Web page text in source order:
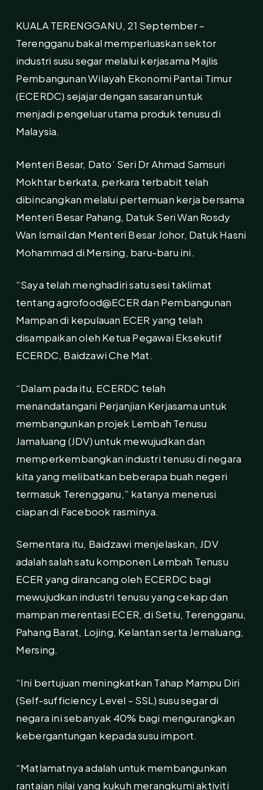
KUALA TERENGGANU, 21 September –
Terengganu bakal memperluaskan sektor
industri susu segar melalui kerjasama Majlis
Pembangunan Wilayah Ekonomi Pantai Timur
(ECERDC) sejajar dengan sasaran untuk
menjadi pengeluar utama produk tenusu di
Malaysia.
Menteri Besar, Dato’ Seri Dr Ahmad Samsuri
Mokhtar berkata, perkara terbabit telah
dibincangkan melalui pertemuan kerja bersama
Menteri Besar Pahang, Datuk Seri Wan Rosdy
Wan Ismail dan Menteri Besar Johor, Datuk Hasni
Mohammad di Mersing, baru-baru ini.
“Saya telah menghadiri satu sesi taklimat
tentang agrofood@ECER dan Pembangunan
Mampan di kepulauan ECER yang telah
disampaikan oleh Ketua Pegawai Eksekutif
ECERDC, Baidzawi Che Mat.
“Dalam pada itu, ECERDC telah
menandatangani Perjanjian Kerjasama untuk
membangunkan projek Lembah Tenusu
Jamaluang (JDV) untuk mewujudkan dan
memperkembangkan industri tenusu di negara
kita yang melibatkan beberapa buah negeri
termasuk Terengganu,” katanya menerusi
ciapan di Facebook rasminya.
Sementara itu, Baidzawi menjelaskan, JDV
adalah salah satu komponen Lembah Tenusu
ECER yang dirancang oleh ECERDC bagi
mewujudkan industri tenusu yang cekap dan
mampan merentasi ECER, di Setiu, Terengganu,
Pahang Barat, Lojing, Kelantan serta Jemaluang,
Mersing.
“Ini bertujuan meningkatkan Tahap Mampu Diri
(Self-sufficiency Level – SSL) susu segar di
negara ini sebanyak 40% bagi mengurangkan
kebergantungan kepada susu import.
“Matlamatnya adalah untuk membangunkan
rantaian nilai yang kukuh merangkumi aktiviti